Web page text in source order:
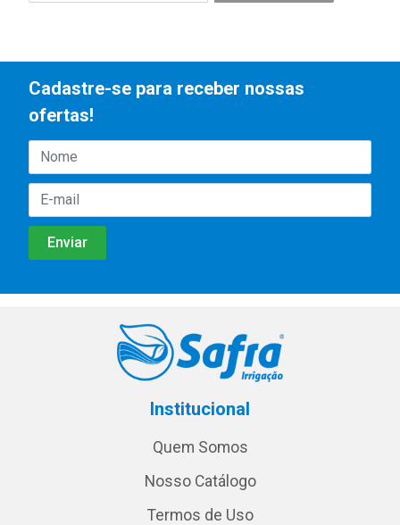
Cadastre-se para receber nossas
ofertas!
Institucional
Quem Somos
Nosso Catálogo
Termos de Uso